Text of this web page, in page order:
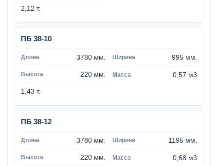
2,12 т.
ПБ 38-10
3780 мм. 995 мм.
220 мм. 0,57 м3
1,43 т.
ПБ 38-12
3780 мм. 1195 мм.
220 мм. 0,68 м3